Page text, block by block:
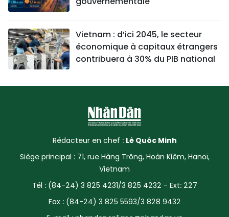
Vietnam : d’ici 2045, le secteur
économique à capitaux étrangers
contribuera à 30% du PIB national
Rédacteur en chef : Lê Quôc Minh
Siège principal : 71, rue Hàng Trông, Hoàn Kiêm, Hanoï,
Vietnam
Tél : (84-24) 3 825 4231/3 825 4232 - Ext: 227
Fax : (84-24) 3 825 5593/3 828 9432